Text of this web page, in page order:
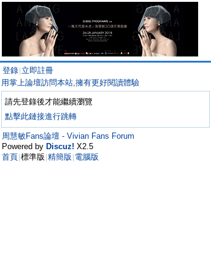
登錄 立即註冊
用掌上論壇訪問本站,擁有更好閱讀體驗
請先登錄後才能繼續瀏覽
點擊此鏈接進行跳轉
周慧敏Fans論壇 - Vivian Fans Forum
Powered by Discuz! X2.5
首頁 標準版 精簡版 電腦版